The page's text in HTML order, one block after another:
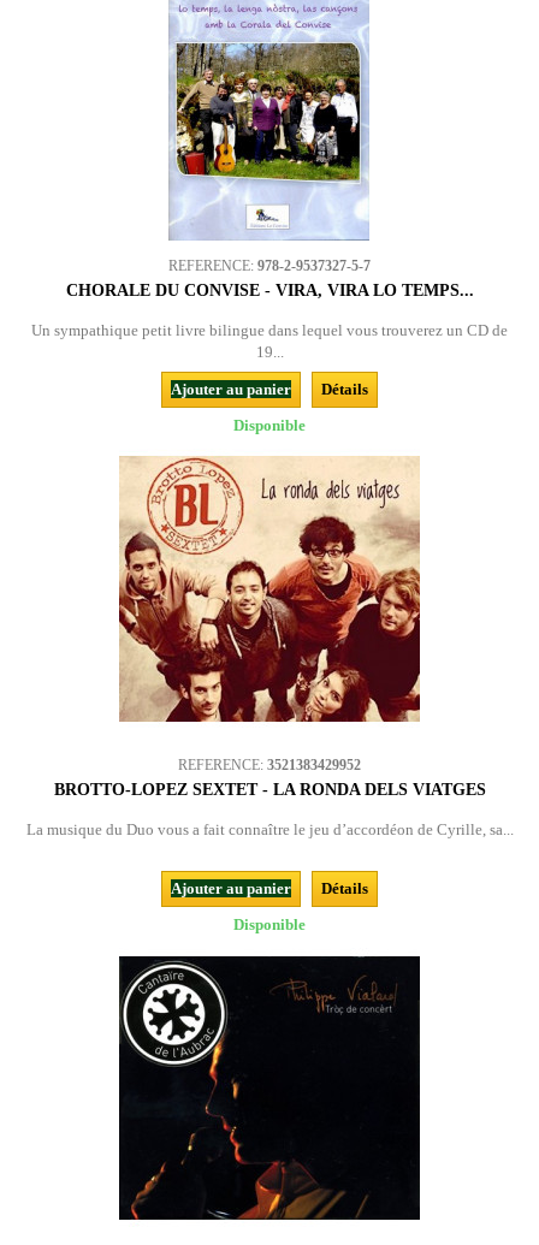
REFERENCE: 978-2-9537327-5-7
CHORALE DU CONVISE - VIRA, VIRA LO TEMPS...
Un sympathique petit livre bilingue dans lequel vous trouverez un CD de
19...
Ajouter au panier
Détails
Disponible
REFERENCE: 3521383429952
BROTTO-LOPEZ SEXTET - LA RONDA DELS VIATGES
La musique du Duo vous a fait connaître le jeu d’accordéon de Cyrille, sa...
Ajouter au panier
Détails
Disponible